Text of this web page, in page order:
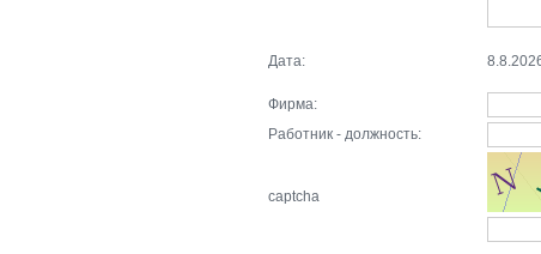
Дата:
Фирма:
Работник - должность:
captcha